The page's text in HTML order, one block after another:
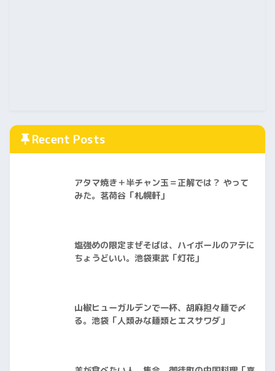
Recent Posts
アタマ焼き＋半チャン玉＝正解では？ やって
みた。茗荷谷「札幌軒」
塩強めの限定まぜそばは、ハイボールのアテに
ちょうどいい。池袋東武「灯花」
山椒ヒューガルデンで一杯、胡麻担々麺で〆
る。池袋「人類みな麺類とエスサワダ」